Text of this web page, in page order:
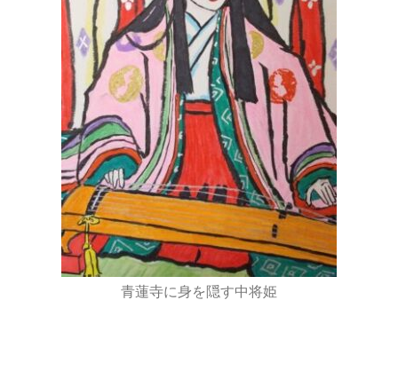
青蓮寺に身を隠す中将姫